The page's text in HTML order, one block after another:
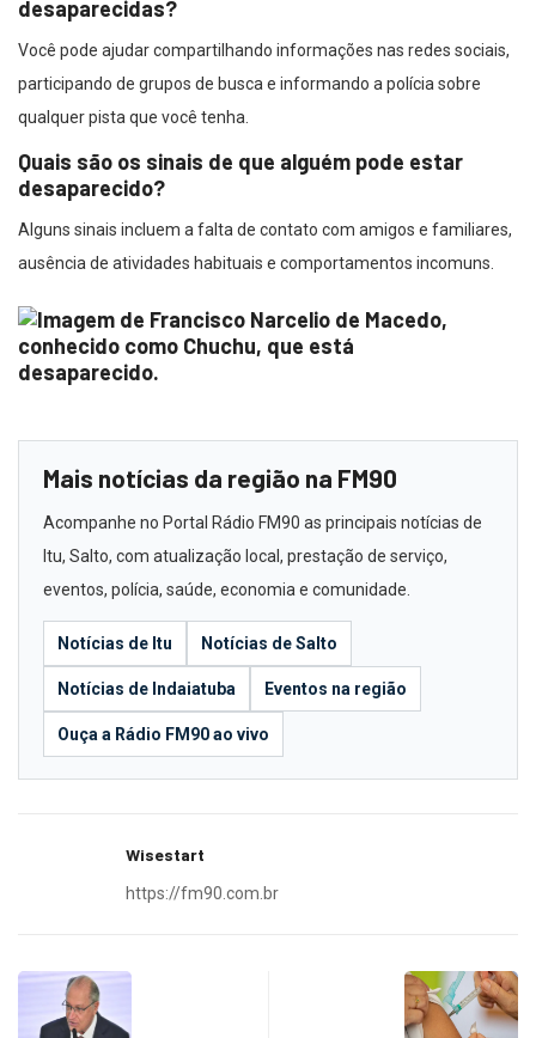
desaparecidas?
Você pode ajudar compartilhando informações nas redes sociais,
participando de grupos de busca e informando a polícia sobre
qualquer pista que você tenha.
Quais são os sinais de que alguém pode estar
desaparecido?
Alguns sinais incluem a falta de contato com amigos e familiares,
ausência de atividades habituais e comportamentos incomuns.
Mais notícias da região na FM90
Acompanhe no Portal Rádio FM90 as principais notícias de
Itu, Salto, com atualização local, prestação de serviço,
eventos, polícia, saúde, economia e comunidade.
Notícias de Itu Notícias de Salto
Notícias de Indaiatuba Eventos na região
Ouça a Rádio FM90 ao vivo
Wisestart
https://fm90.com.br